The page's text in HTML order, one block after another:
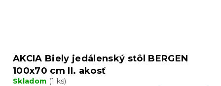
AKCIA Biely jedálenský stôl BERGEN
100x70 cm II. akosť
Skladom (1 ks)